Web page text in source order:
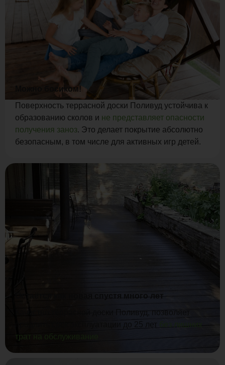
Можно босиком!
Поверхность террасной доски Поливуд устойчива к
образованию сколов и не представляет опасности
получения заноз. Это делает покрытие абсолютно
безопасным, в том числе для активных игр детей.
Остаётся как новая спустя много лет
Качество террасной доски Поливуд, позволяет
продлить срок эксплуатации до 25 лет
без лишних
трат на обслуживание